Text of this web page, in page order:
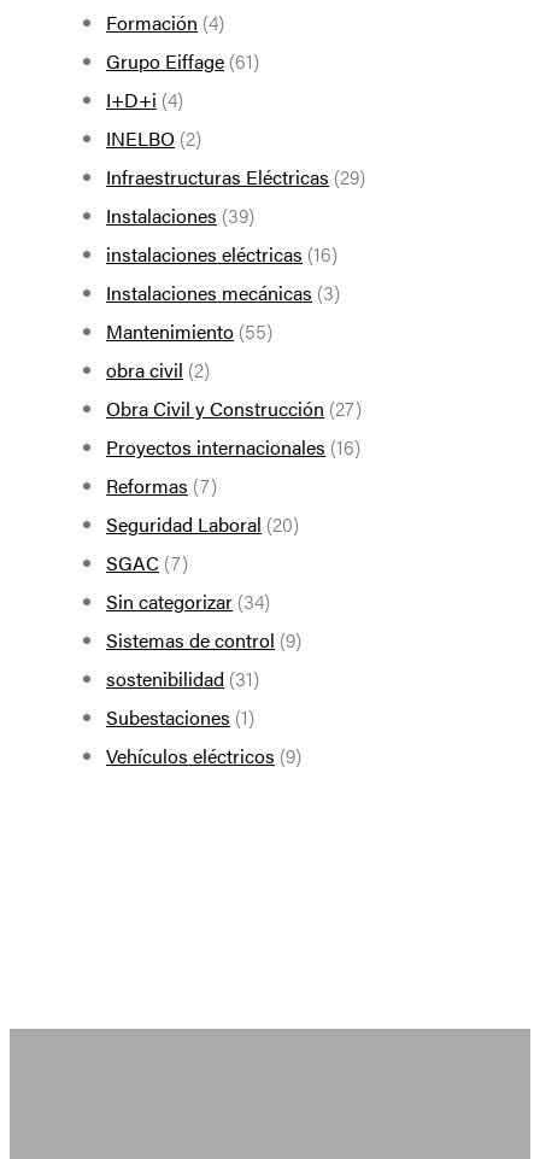
Formación (4)
Grupo Eiffage (61)
I+D+i (4)
INELBO (2)
Infraestructuras Eléctricas (29)
Instalaciones (39)
instalaciones eléctricas (16)
Instalaciones mecánicas (3)
Mantenimiento (55)
obra civil (2)
Obra Civil y Construcción (27)
Proyectos internacionales (16)
Reformas (7)
Seguridad Laboral (20)
SGAC (7)
Sin categorizar (34)
Sistemas de control (9)
sostenibilidad (31)
Subestaciones (1)
Vehículos eléctricos (9)